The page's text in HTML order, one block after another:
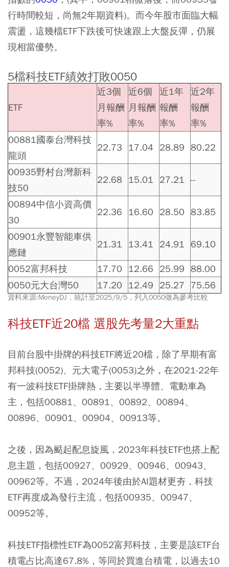
行時間較短，尚無2年期資料)。而今年股市面臨大幅
震盪，這幾檔ETF下跌後可快速跟上大盤反彈，仍展
現相當優勢。
5檔科技ETF績效打敗0050
ETF
近3個
月報酬
率%
近6個
月報酬
率%
近1年
報酬
率%
近2年
報酬
率%
00881國泰台灣科技
龍頭
22.73 17.04 28.89 80.22
00935野村台灣新科
技50
22.68 15.01 27.21 --
00894中信小資高價
30
22.36 16.60 28.50 83.85
00901永豐智能車供
應鏈
21.31 13.41 24.91 69.10
0052富邦科技 17.70 12.66 25.99 88.00
0050元大台灣50
17.20 12.49 25.27 75.56
資料來源:MoneyDJ，統計至2025/9/5，列入0050做為參考比較
科技ETF近20檔 選股先考量2大重點
目前台股中掛牌的科技ETF將近20檔，除了早期有富
邦科技(0052)、元大電子(0053)之外，在2021-22年
有一波科技ETF掛牌熱，主要以半導體、電動車為
主，包括00881、00891、00892、00894、
00896、00901、00904、00913等。
之後，因為颳起配息旋風，2023年科技ETF也搭上配
息主題，包括00927、00929、00946、00943、
00962等。不過，2024年後由於AI題材更夯，科技
ETF再度成為發行主流，包括00935、00947、
00952等。
科技ETF指標性ETF為0052富邦科技，主要是該ETF台
積電占比高達67.8%，等同於買進台積電，以過去10